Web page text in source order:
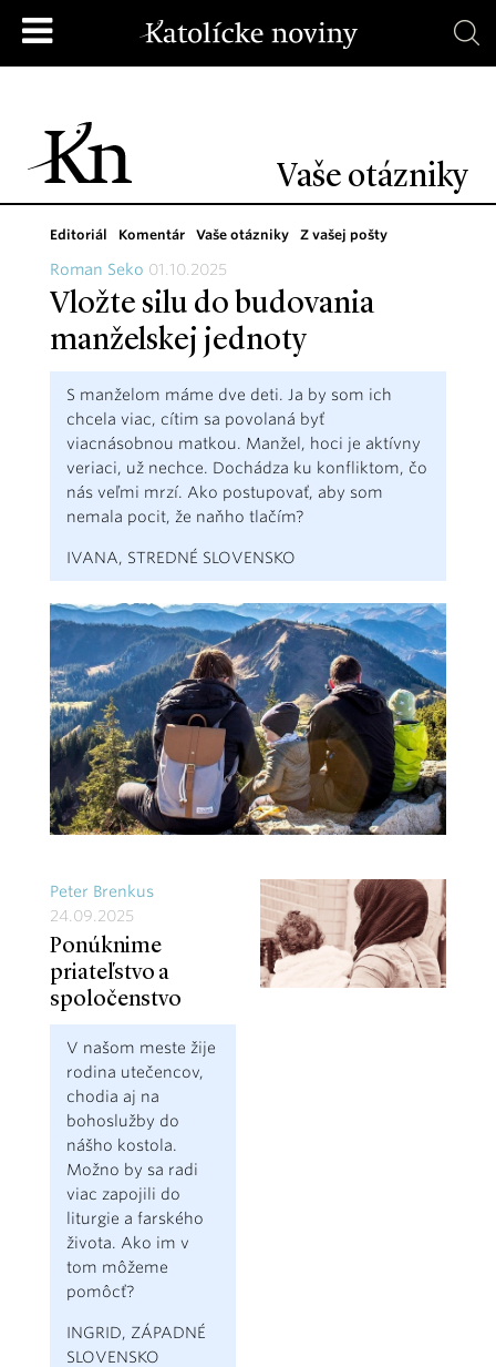
Vaše otázniky
Editoriál Komentár Vaše otázniky Z vašej pošty
Roman Seko 01.10.2025
Vložte silu do budovania
manželskej jednoty
S manželom máme dve deti. Ja by som ich
chcela viac, cítim sa povolaná byť
viacnásobnou matkou. Manžel, hoci je aktívny
veriaci, už nechce. Dochádza ku konfliktom, čo
nás veľmi mrzí. Ako postupovať, aby som
nemala pocit, že naňho tlačím?
IVANA, STREDNÉ SLOVENSKO
Peter Brenkus
24.09.2025
Ponúknime
priateľstvo a
spoločenstvo
V našom meste žije
rodina utečencov,
chodia aj na
bohoslužby do
nášho kostola.
Možno by sa radi
viac zapojili do
liturgie a farského
života. Ako im v
tom môžeme
pomôcť?
INGRID, ZÁPADNÉ
SLOVENSKO